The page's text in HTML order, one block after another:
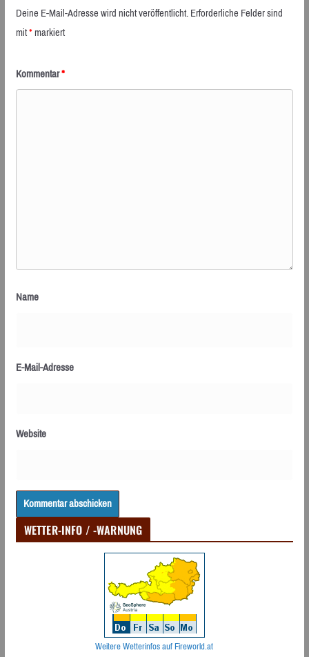
Deine E-Mail-Adresse wird nicht veröffentlicht.Erforderliche Felder sind
mit*markiert
Kommentar*
Name
E-Mail-Adresse
Website
WETTER-INFO / -WARNUNG
Weitere Wetterinfos auf Fireworld.at